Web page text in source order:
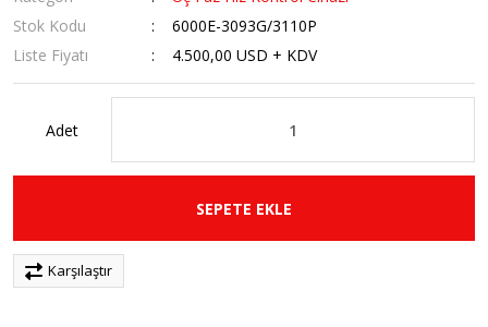
Stok Kodu
6000E-3093G/3110P
Liste Fiyatı
4.500,00 USD + KDV
Adet
SEPETE EKLE
Karşılaştır